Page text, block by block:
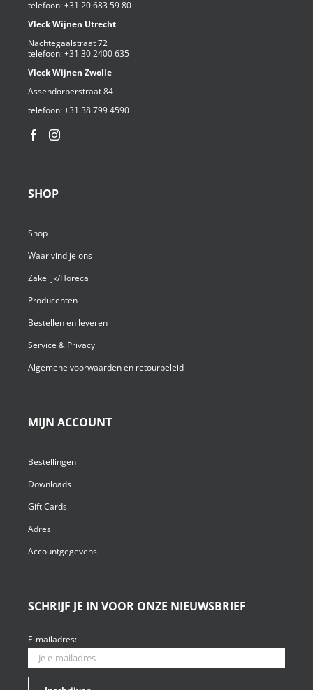
telefoon:+31 20 683 59 80
Vleck Wijnen Utrecht
Nachtegaalstraat 72
telefoon:+31 30 2400 635
Vleck Wijnen Zwolle
Assendorperstraat 84
telefoon:+31 38 799 4590⁩
SHOP
Shop
Waar vind je ons
Zakelijk/Horeca
Producenten
Bestellen en leveren
Service & Privacy
Algemene voorwaarden en retourbeleid
MIJN ACCOUNT
Bestellingen
Downloads
Gift Cards
Adres
Accountgegevens
SCHRIJF JE IN VOOR ONZE NIEUWSBRIEF
E-mailadres: